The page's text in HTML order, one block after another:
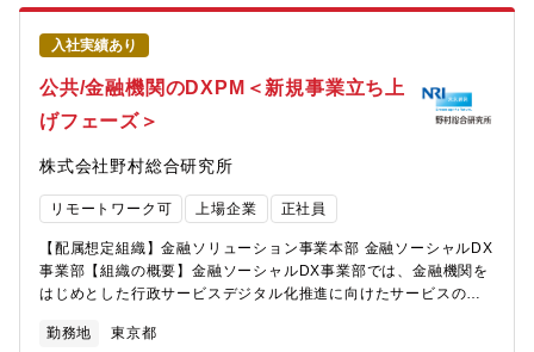
業により大きな変革を提案できます。・民間企業だけでなく、官
接やりとりをし、信頼・案件を勝ち取ることが出来るポジション
です。・複数のプロジェクトに参加しながら、これまでの経験を
活かしつつ、新しい領域での経験を積んでいく事が可能です。・
コンサルティングプロジェクトだけでなく、顧客に常駐や出向と
いった形態で共同事業開発に取り組むなど、多様な機会がありま
す。・システム上流やシステム導入ではなくビジネスのあり方を
議論します。・若手のうちからPJを任される事で飛躍的な成長を
実現できます。
題解決に向けた調整・フォロー・課題・リスクの影響範囲や優先
度整理、必要に応じたエスカレーション・工程移行判定会（フェ
ーズ移行判定）の準備および運営・リーダ／サブリーダと連携し
た判定資料（進捗・課題・リスク）の作成・判定結果に基づくア
クション整理、次工程に向けたフォローアップ【個人に期待する
役割やミッション】プロジェクトマネジメントチームの実務担当
ジェクトを前に進めることをミッションとしています。特に、各
開発フェーズにおける工程移行判定会を主体的に推進し、次工程
へ進めるための条件整理や論点整理を行い、判定可能な状態を作
で、関係者の認識を揃え、必要な対応を着実に前に進めていくこ
とが求められます。リーダおよびサブリーダの方針のもとで業務
を進めますが、日常的な工程管理や課題対応については自ら考
え、動き、状況を改善していく実行力を期待しています。開発現
入社実績あり
公共/金融機関のDXPM＜新規事業立ち上
げフェーズ＞
株式会社野村総合研究所
リモートワーク可 上場企業 正社員
【配属想定組織】金融ソリューション事業本部 金融ソーシャルDX
事業部【組織の概要】金融ソーシャルDX事業部では、金融機関を
はじめとした行政サービスデジタル化推進に向けたサービスの企
でのソーシャルDX（マイナンバーを用いた本人確認、電子申請、
勤務地 東京都